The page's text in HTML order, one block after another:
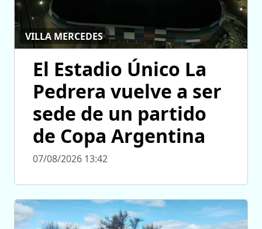
VILLA MERCEDES
El Estadio Único La
Pedrera vuelve a ser
sede de un partido
de Copa Argentina
07/08/2026 13:42